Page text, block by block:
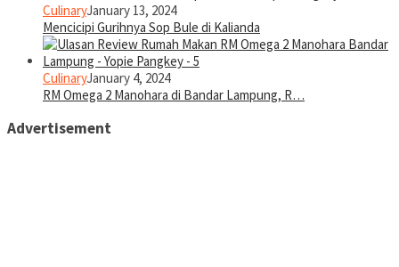
CulinaryJanuary 13, 2024
Mencicipi Gurihnya Sop Bule di Kalianda
CulinaryJanuary 4, 2024
RM Omega 2 Manohara di Bandar Lampung, R…
Advertisement